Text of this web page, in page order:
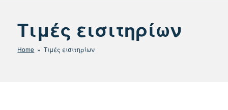
Τιμές εισιτηρίων
Home » Τιμές εισιτηρίων